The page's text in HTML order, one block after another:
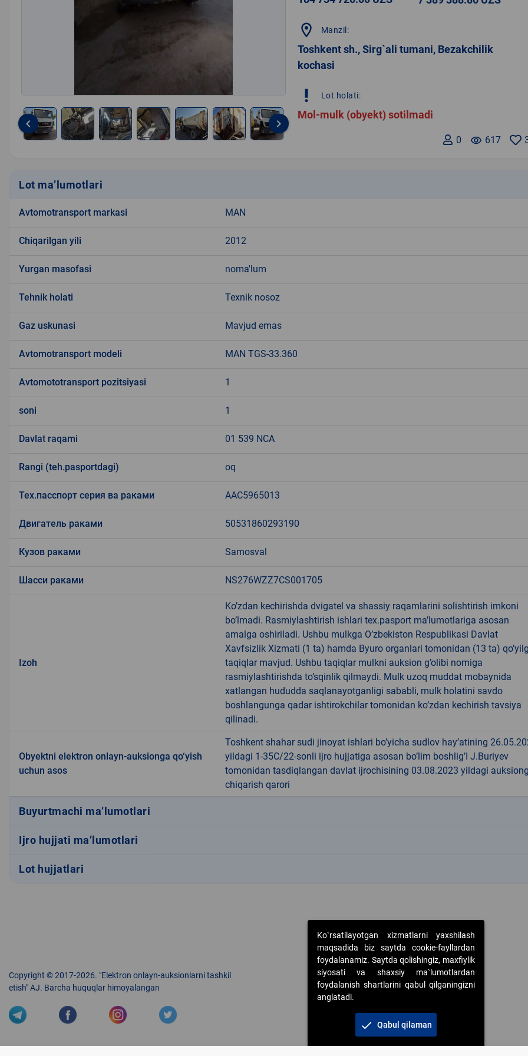
8
keyboard_arrow_left keyboard_arrow_right
location_on Manzil:
Toshkent sh., Sirg`ali tumani, Bezakchilik
kochasi
priority_high Lot holati:
Mol-mulk (obyekt) sotilmadi
remove_red_eye 617
0
Lot ma’lumotlari
Avtomotransport markasi MAN
Chiqarilgan yili 2012
Yurgan masofasi noma'lum
Tehnik holati Texnik nosoz
Gaz uskunasi Mavjud emas
Avtomotransport modeli MAN TGS-33.360
Avtomototransport pozitsiyasi 1
soni 1
Davlat raqami 01 539 NCA
Rangi (teh.pasportdagi) oq
Тех.пасспорт серия ва раками AAC5965013
Двигатель раками 50531860293190
Кузов раками Samosval
Шасси раками NS276WZZ7CS001705
Izoh
Ko’zdan kechirishda dvigatel va shassiy raqamlarini solishtirish imkoni
bo’lmadi. Rasmiylashtirish ishlari tex.pasport ma’lumotlariga asosan
amalga oshiriladi. Ushbu mulkga O’zbekiston Respublikasi Davlat
Xavfsizlik Xizmati (1 ta) hamda Byuro organlari tomonidan (13 ta)
taqiqlar mavjud. Ushbu taqiqlar mulkni auksion g’olibi nomiga
rasmiylashtirishda to’sqinlik qilmaydi. Mulk uzoq muddat mobaynida
xatlangan hududda saqlanayotganligi sababli, mulk holatini savdo
boshlangunga qadar ishtirokchilar tomonidan ko’zdan kechirish tavsiya
qilinadi.
Obyektni elektron onlayn-auksionga qo‘yish
uchun asos
Toshkent shahar sudi jinoyat ishlari bo’yicha sudlov hay’atining
yildagi 1-35C/22-sonli ijro hujjatiga asosan bo’lim boshlig’I J.Buriyev
tomonidan tasdiqlangan davlat ijrochisining 03.08.2023 yildagi
chiqarish qarori
Buyurtmachi ma’lumotlari
Ijro hujjati ma’lumotlari
Lot hujjatlari
Copyright © 2017-2026. "Elektron onlayn-auksionlarni tashkil
etish" AJ. Barcha huquqlar himoyalangan
Ko`rsatilayotgan xizmatlarni yaxshilash
maqsadida biz saytda cookie-fayllardan
foydalanamiz. Saytda qolishingiz, maxfiylik
siyosati va shaxsiy ma`lumotlardan
foydalanish shartlarini qabul qilganingizni
anglatadi.
check Qabul qilaman